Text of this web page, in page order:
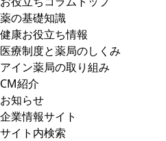
薬の基礎知識
健康お役立ち情報
医療制度と薬局のしくみ
アイン薬局の取り組み
CM紹介
お知らせ
企業情報サイト
サイト内検索